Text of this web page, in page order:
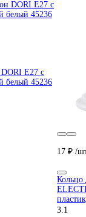
Е27 с
белый 45236
17 ₽ /
Кольцо
3.1